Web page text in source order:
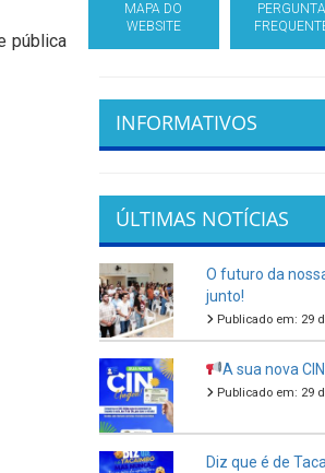
pública
MAPA DO
WEBSITE
INFORMATIVOS
ÚLTIMAS NOTÍCIAS
O futuro da
junto!
Publicado em: 29
A sua nova
Publicado em: 29
Diz que é de